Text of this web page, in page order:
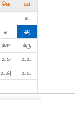
வெ கா
௧
௭
௮
௰௪
௰௫
௨௧
௨௨
௨௮
௨௯